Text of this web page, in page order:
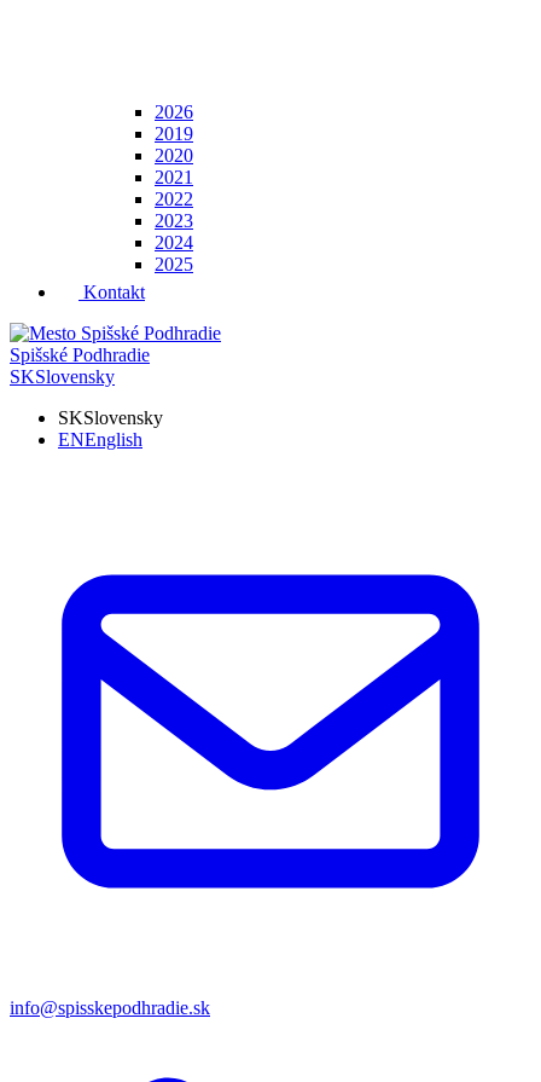
2026
2019
2020
2021
2022
2023
2024
2025
Kontakt
Spišské Podhradie
SKSlovensky
SKSlovensky
ENEnglish
info@spisskepodhradie.sk